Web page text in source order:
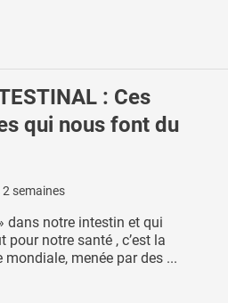
: Ces
qui nous font du
semaines
dans notre intestin et qui
notre santé , c’est la
menée par des ...